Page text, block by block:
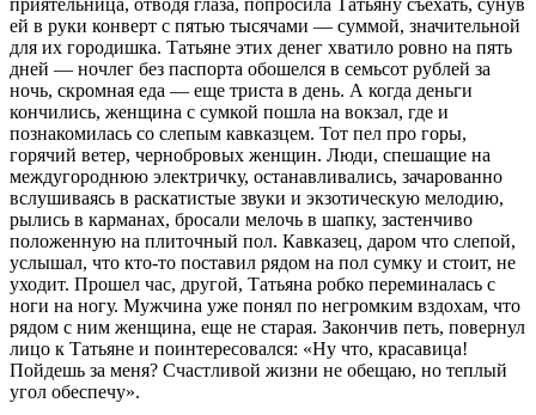
приятельница, отводя глаза, попросила Татьяну съехать, сунув
ей в руки конверт с пятью тысячами — суммой, значительной
для их городишка. Татьяне этих денег хватило ровно на пять
дней — ночлег без паспорта обошелся в семьсот рублей за
ночь, скромная еда — еще триста в день. А когда деньги
кончились, женщина с сумкой пошла на вокзал, где и
познакомилась со слепым кавказцем. Тот пел про горы,
горячий ветер, чернобровых женщин. Люди, спешащие на
междугороднюю электричку, останавливались, зачарованно
вслушиваясь в раскатистые звуки и экзотическую мелодию,
рылись в карманах, бросали мелочь в шапку, застенчиво
положенную на плиточный пол. Кавказец, даром что слепой,
услышал, что кто-то поставил рядом на пол сумку и стоит, не
уходит. Прошел час, другой, Татьяна робко переминалась с
ноги на ногу. Мужчина уже понял по негромким вздохам, что
рядом с ним женщина, еще не старая. Закончив петь, повернул
лицо к Татьяне и поинтересовался: «Ну что, красавица!
Пойдешь за меня? Счастливой жизни не обещаю, но теплый
угол обеспечу».